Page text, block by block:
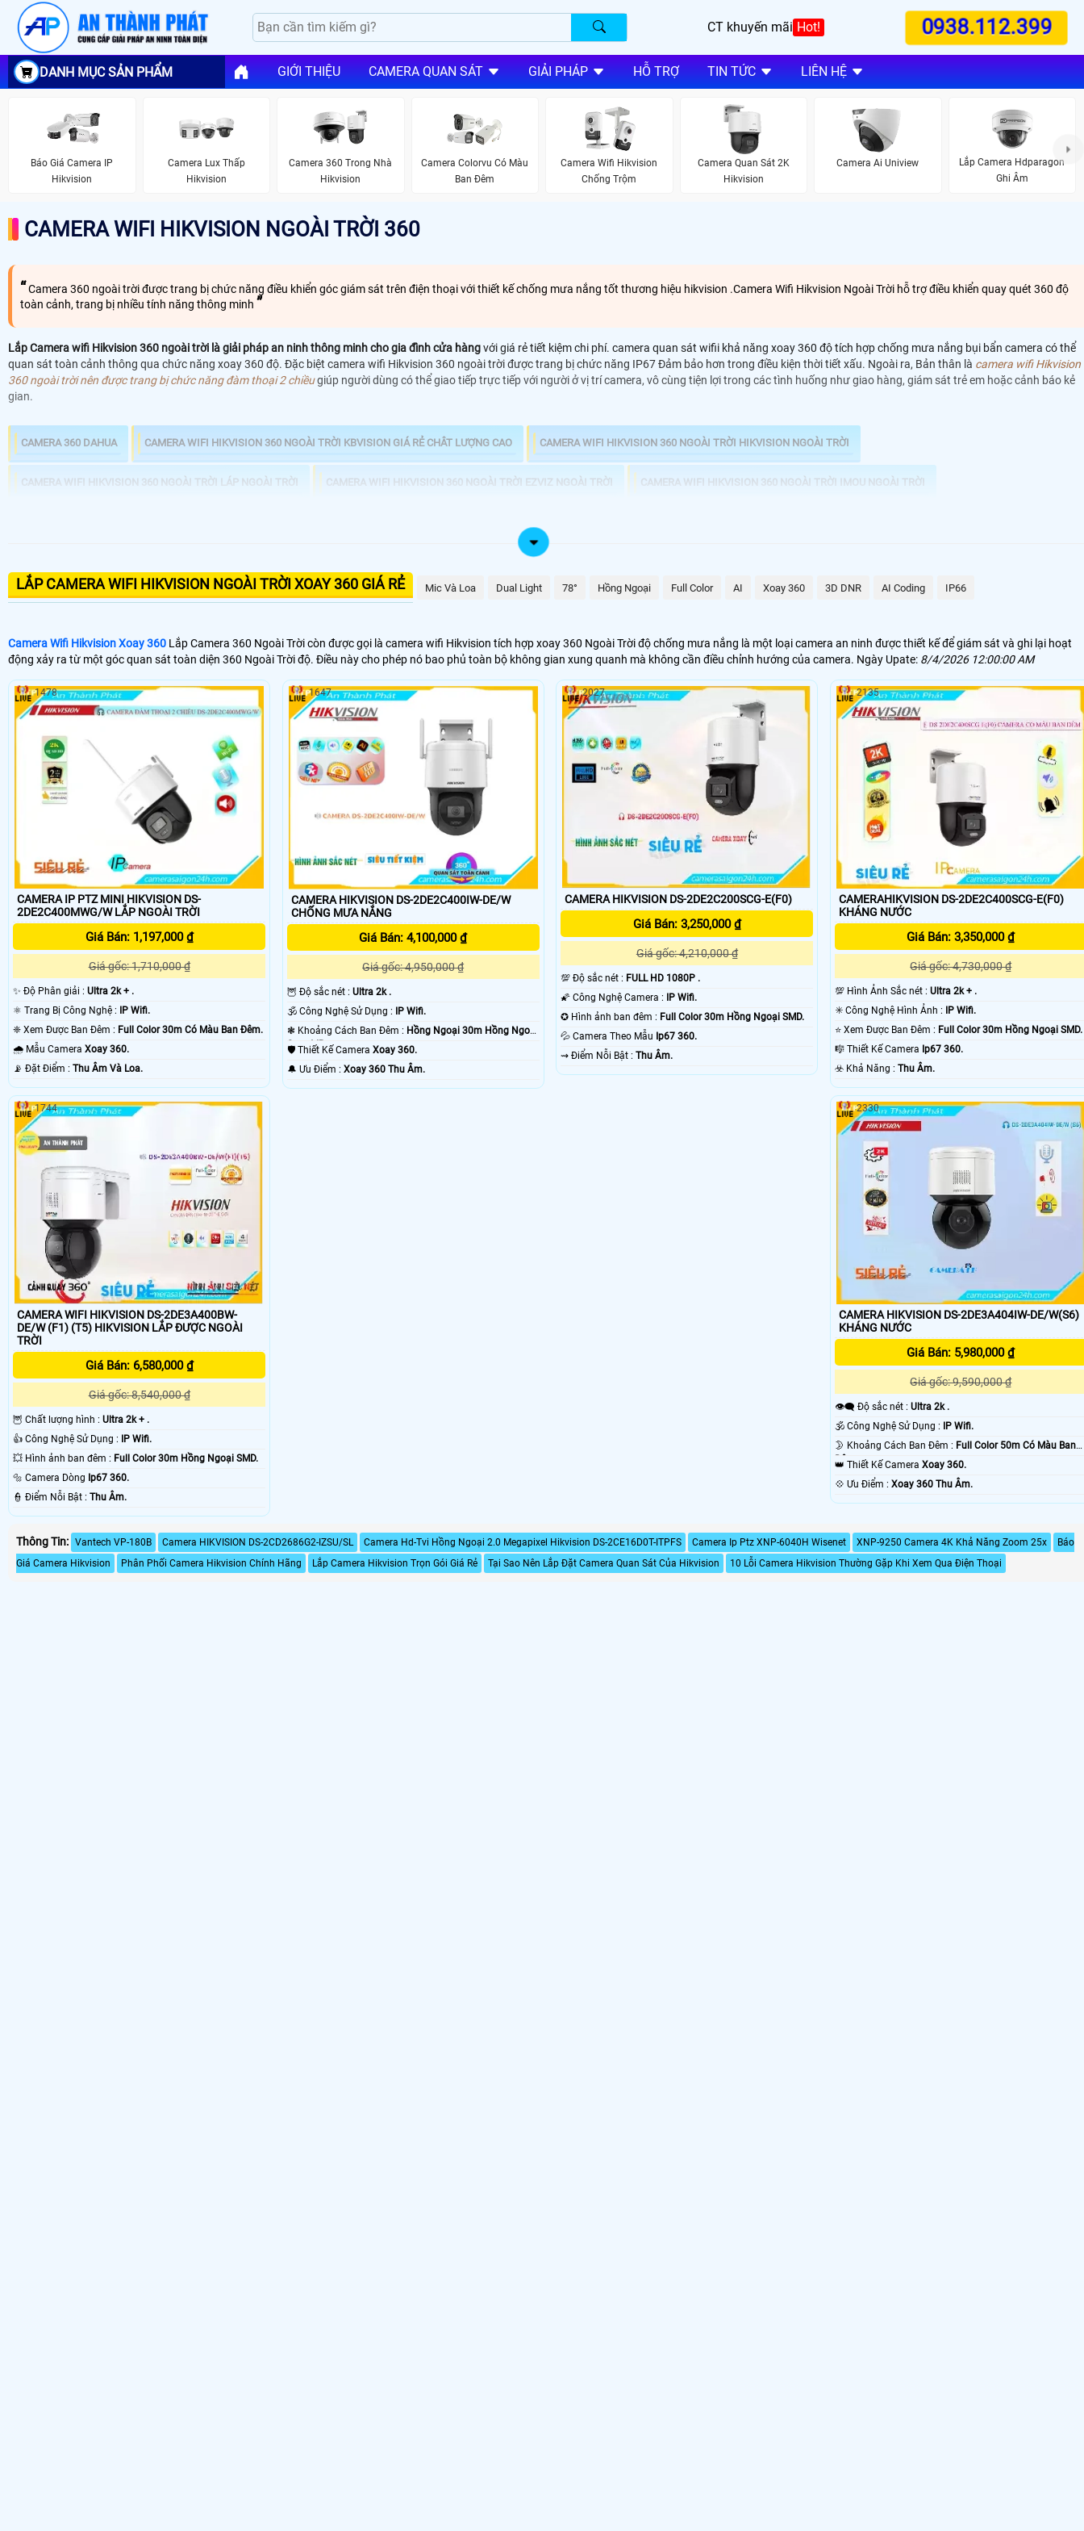
CT khuyến mãi Hot! 0938.112.399
DANH MỤC SẢN PHẨM GIỚI THIỆU CAMERA QUAN SÁT GIẢI PHÁP HỖ TRỢ TIN TỨC LIÊN HỆ
Báo Giá Camera IP
Hikvision
Camera Lux Thấp
Hikvision
Camera 360 Trong Nhà
Hikvision
Camera Colorvu Có Màu
Ban Đêm
Camera Wifi Hikvision
Chống Trộm
Camera Quan Sát 2K
Hikvision
Camera Ai Uniview
Lắp Camera Hdparagon
Ghi Âm
CAMERA WIFI HIKVISION NGOÀI TRỜI 360
Camera 360 ngoài trời được trang bị chức năng điều khiển góc giám sát trên điện thoại với thiết kế chống mưa nắng tốt thương hiệu hikvision .Camera Wifi Hikvision Ngoài Trời hỗ trợ điều khiển quay quét 360 độ
toàn cảnh, trang bị nhiều tính năng thông minh
Lắp Camera wifi Hikvision 360 ngoài trời là giải pháp an ninh thông minh cho gia đình cửa hàngvới giá rẻ tiết kiệm chi phí. camera quan sát wifii khả năng xoay 360 độ tích hợp chống mưa nắng bụi bẩn camera có thể
quan sát toàn cảnh thông qua chức năng xoay 360 độ. Đặc biệt camera wifi Hikvision 360 ngoài trời được trang bị chức năng IP67 Đảm bảo hơn trong điều kiện thời tiết xấu. Ngoài ra, Bản thân là camera wifi Hikvision
360 ngoài trời nên được trang bị chức năng đàm thoại 2 chiềugiúp người dùng có thể giao tiếp trực tiếp với người ở vị trí camera, vô cùng tiện lợi trong các tình huống như giao hàng, giám sát trẻ em hoặc cảnh báo kẻ
gian.
CAMERA 360 DAHUA CAMERA WIFI HIKVISION 360 NGOÀI TRỜI KBVISION GIÁ RẺ CHÂT LƯỢNG CAO CAMERA WIFI HIKVISION 360 NGOÀI TRỜI HIKVISION NGOÀI TRỜI
CAMERA WIFI HIKVISION 360 NGOÀI TRỜI LÁP NGOÀI TRỜI CAMERA WIFI HIKVISION 360 NGOÀI TRỜI EZVIZ NGOÀI TRỜI CAMERA WIFI HIKVISION 360 NGOÀI TRỜI IMOU NGOÀI TRỜI
Với độ phân giải cao bởi công nghệ IP nên chất lượng camera wifi Hikvision ngoài 360 rất săc nét ,cả ngày lẫn đêm cùng kết nối wifi Hikvision mạnh mẽ tích hợp thêm cổng RJ45 ổn định hơn,
camera wifi Hikvision 360
ngoài trời là lựa chọn tiết kiệmphù hợp nhất để bảo vệ không gian sống và làm việc của bạn một cách toàn diện.
LẮP CAMERA WIFI HIKVISION NGOÀI TRỜI XOAY 360 GIÁ RẺ Mic Và Loa Dual Light 78° Hồng Ngoại Full Color AI Xoay 360 3D DNR AI Coding IP66
Camera Wifi Hikvision Xoay 360 Lắp Camera 360 Ngoài Trời còn được gọi là camera wifi Hikvision tích hợp xoay 360 Ngoài Trời độ chống mưa nắng là một loại camera an ninh được thiết kế để giám sát và ghi lại hoạt
động xảy ra từ một góc quan sát toàn diện 360 Ngoài Trời độ. Điều này cho phép nó bao phủ toàn bộ không gian xung quanh mà không cần điều chỉnh hướng của camera. Ngày Upate: 8/4/2026 12:00:00 AM
CAMERA IP PTZ MINI HIKVISION DS-
2DE2C400MWG/W LẮP NGOÀI TRỜI
Giá Bán: 1,197,000 ₫
Giá gốc: 1,710,000 ₫
✨ Độ Phân giải : Ultra 2k + .
⚛️ Trang Bị Công Nghệ :
IP Wifi.
❈ Xem Được Ban Đêm : Full Color 30m Có Màu Ban Ðêm.
🌧️ Mẫu Camera Xoay 360.
️📡 Đặt Điểm : Thu Âm Và Loa.
1478
CAMERA HIKVISION DS-2DE2C400IW-DE/W
CHỐNG MƯA NẮNG
Giá Bán: 4,100,000 ₫
Giá gốc: 4,950,000 ₫
🦉 Độ sắc nét : Ultra 2k .
🕉️ Công Nghệ Sử Dụng :
IP Wifi.
❃ Khoảng Cách Ban Đêm : Hồng Ngoại 30m Hồng Ngoại
Smart IR.
🛡 Thiết Kế Camera Xoay 360.
️🔔 Ưu Điểm : Xoay 360 Thu Âm.
1647
CAMERA HIKVISION DS-2DE2C200SCG-E(F0)
Giá Bán: 3,250,000 ₫
Giá gốc: 4,210,000 ₫
💯 Độ sắc nét : FULL HD 1080P .
🌠 Công Nghệ Camera :
IP Wifi.
✪ Hình ảnh ban đêm : Full Color 30m Hồng Ngoại SMD.
💦 Camera Theo Mẫu Ip67 360.
️⇝ Điểm Nỗi Bật :Thu Âm.
2027
CAMERAHIKVISION DS-2DE2C400SCG-E(F0)
KHÁNG NƯỚC
Giá Bán: 3,350,000 ₫
Giá gốc: 4,730,000 ₫
💯 Hình Ảnh Sắc nét : Ultra 2k + .
✳️ Công Nghệ Hình Ảnh :
IP Wifi.
⭐ Xem Được Ban Đêm : Full Color 30m Hồng Ngoại SMD.
🎼️ Thiết Kế Camera Ip67 360.
️☣️ Khả Năng : Thu Âm.
2135
CAMERA WIFI HIKVISION DS-2DE3A400BW-
DE/W (F1) (T5) HIKVISION LẮP ĐƯỢC NGOÀI
TRỜI
Giá Bán: 6,580,000 ₫
Giá gốc: 8,540,000 ₫
🦉 Chất lượng hình : Ultra 2k + .
👍 Công Nghệ Sử Dụng :
IP Wifi.
💥 Hình ảnh ban đêm : Full Color 30m Hồng Ngoại SMD.
🔩 Camera Dòng Ip67 360.
️👮 Điểm Nỗi Bật : Thu Âm.
1744
CAMERA HIKVISION DS-2DE3A404IW-DE/W(S6)
KHÁNG NƯỚC
Giá Bán: 5,980,000 ₫
Giá gốc: 9,590,000 ₫
👁️‍🗨 Độ sắc nét : Ultra 2k .
🕉️ Công Nghệ Sử Dụng :
IP Wifi.
🌛 Khoảng Cách Ban Đêm : Full Color 50m Có Màu Ban
Đêm.👑 Thiết Kế Camera Xoay 360.
️💠 Ưu Điểm : Xoay 360 Thu Âm.
2330
Thông Tin: Vantech VP-180B Camera HIKVISION DS-2CD2686G2-IZSU/SL Camera Hd-Tvi Hồng Ngoại 2.0 Megapixel Hikvision DS-2CE16D0T-ITPFS Camera Ip Ptz XNP-6040H Wisenet XNP-9250 Camera 4K Khả Năng Zoom 25x
Báo
Giá Camera Hikvision
Phân Phối Camera Hikvision Chính Hãng Lắp Camera Hikvision Trọn Gói Giá Rẻ Tại Sao Nên Lắp Đặt Camera Quan Sát Của Hikvision 10 Lỗi Camera Hikvision Thường Gặp Khi Xem Qua Điện Thoại